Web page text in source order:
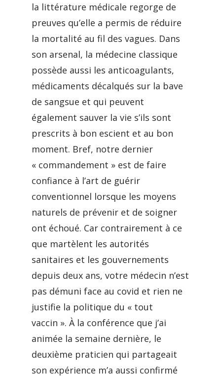
la littérature médicale regorge de
preuves qu’elle a permis de réduire
la mortalité au fil des vagues. Dans
son arsenal, la médecine classique
possède aussi les anticoagulants,
médicaments décalqués sur la bave
de sangsue et qui peuvent
également sauver la vie s’ils sont
prescrits à bon escient et au bon
moment. Bref, notre dernier
« commandement » est de faire
confiance à l’art de guérir
conventionnel lorsque les moyens
naturels de prévenir et de soigner
ont échoué. Car contrairement à ce
que martèlent les autorités
sanitaires et les gouvernements
depuis deux ans, votre médecin n’est
pas démuni face au covid et rien ne
justifie la politique du « tout
vaccin ». À la conférence que j’ai
animée la semaine dernière, le
deuxième praticien qui partageait
son expérience m’a aussi confirmé